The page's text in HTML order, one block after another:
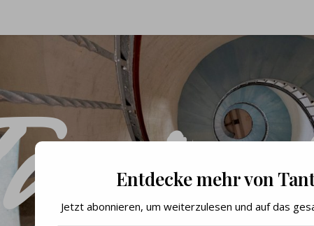
Entdecke mehr von
Jetzt abonnieren, um weiterzulesen und auf das